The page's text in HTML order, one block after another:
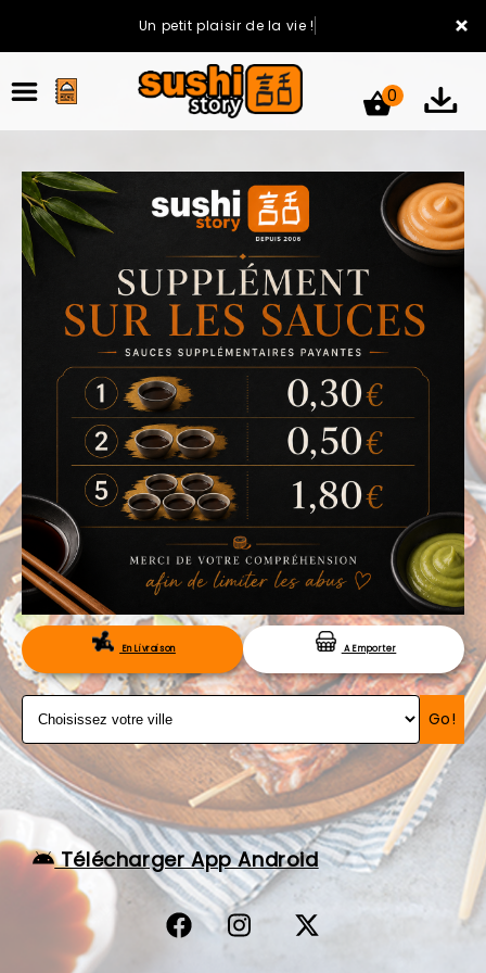
×
Un petit plaisir de la vie !
ACCUEIL
LA CARTE
VOTRE COMPTE
NOTRE RESTAURANT
VOS AVIS
MENTIONS LÉGALES
C.G.V
RÉSERVATION
0
En Livraison A Emporter
Go!
Télécharger App Android